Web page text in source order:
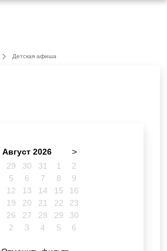
Детская афиша
Август 2026 >
29 30 31 1
2
5 6 7 8
9
12 13 14 15
16
19 20 21 22
23
26 27 28 29
30
2 3 4 5 6